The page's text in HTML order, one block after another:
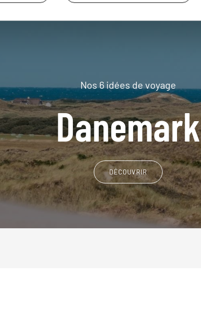
Nos 6 idées de voyage
Danemark
DÉCOUVRIR